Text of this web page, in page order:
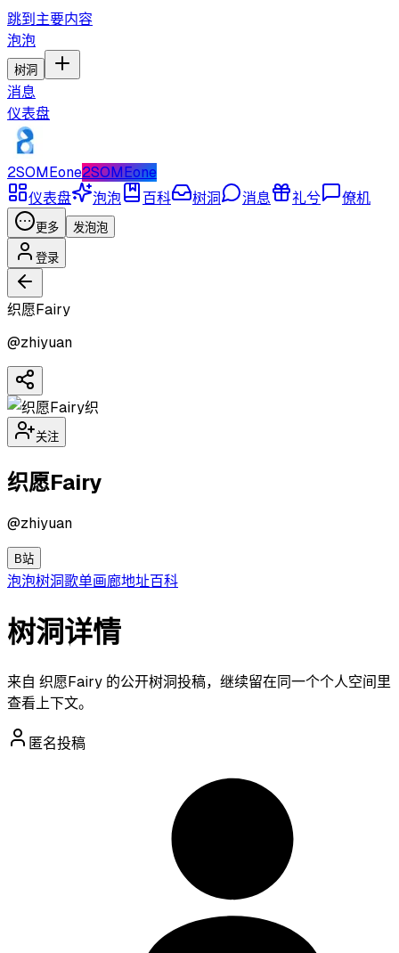
跳到主要内容
泡泡
树洞
消息
仪表盘
2SOMEone2SOMEone
仪表盘
泡泡 百科 树洞 消息 礼兮 僚机
更多 发泡泡
登录
织愿Fairy
@zhiyuan
织
关注
织愿Fairy
@zhiyuan
B站
泡泡树洞歌单画廊地址百科
树洞详情
来自 织愿Fairy 的公开树洞投稿，继续留在同一个个人空间里
查看上下文。
匿名投稿